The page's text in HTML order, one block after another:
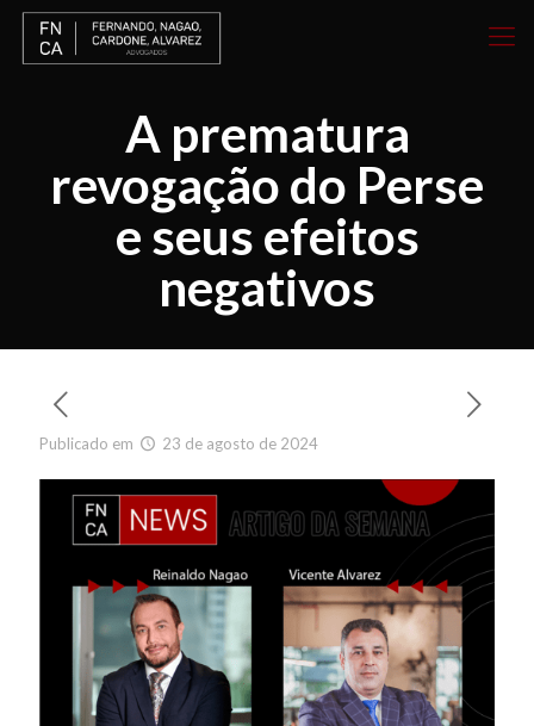
A prematura
revogação do Perse
e seus efeitos
negativos
Publicado em 23 de agosto de 2024